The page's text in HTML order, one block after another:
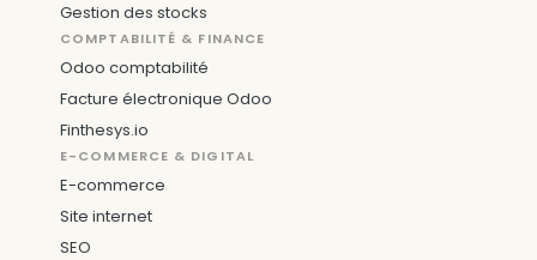
Gestion des stocks
COMPTABILITÉ & FINANCE
Odoo comptabilité
Facture électronique Odoo
Finthesys.io
E-COMMERCE & DIGITAL
E-commerce
Site internet
SEO